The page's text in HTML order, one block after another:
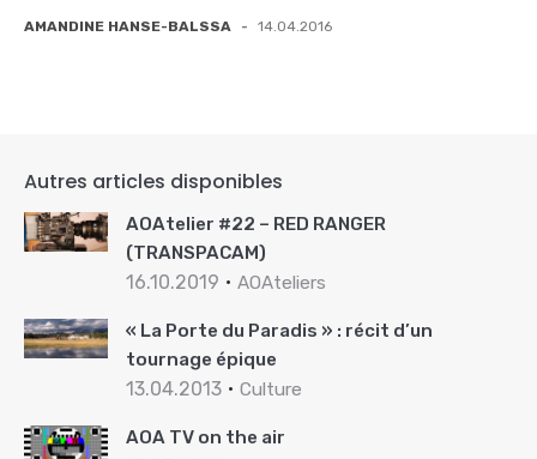
AMANDINE HANSE-BALSSA - 14.04.2016
Autres articles disponibles
AOAtelier #22 – RED RANGER
(TRANSPACAM)
16.10.2019 AOAteliers
« La Porte du Paradis » : récit d’un
tournage épique
13.04.2013 Culture
AOA TV on the air